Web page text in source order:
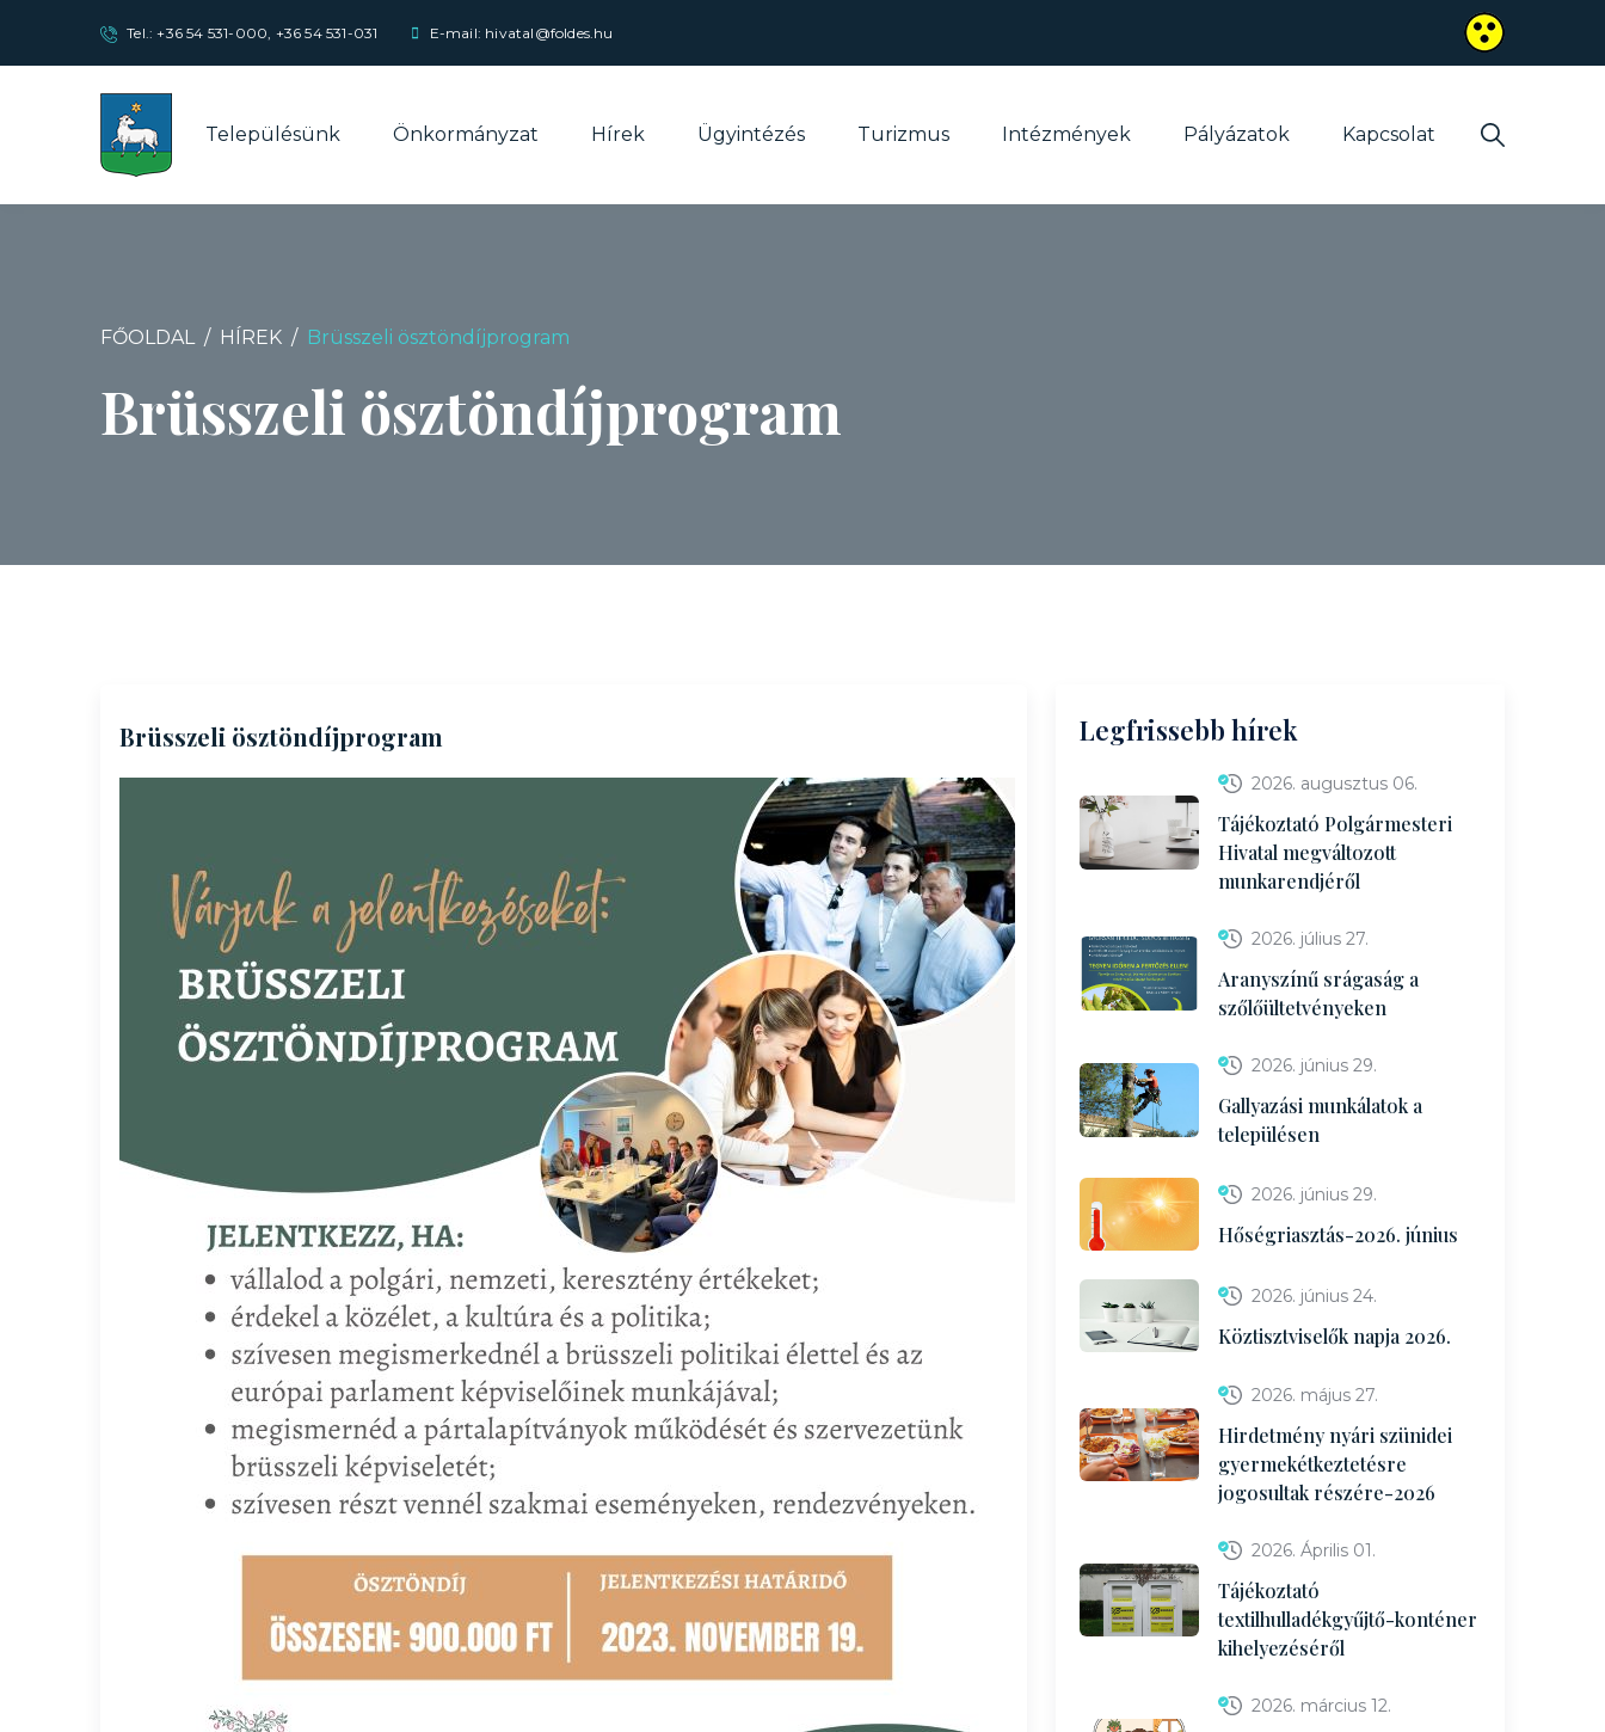
Tel.:+36 54 531-000, +36 54 531-031 E-mail: hivatal@foldes.hu
Településünk Önkormányzat Hírek Ügyintézés Turizmus Intézmények Pályázatok Kapcsolat
FŐOLDAL HÍREK Brüsszeli ösztöndíjprogram
Brüsszeli ösztöndíjprogram
Brüsszeli ösztöndíjprogram Legfrissebb hírek
2026. augusztus 06.
Tájékoztató Polgármesteri
Hivatal megváltozott
munkarendjéről
2026. július 27.
Aranyszínű srágaság a
szőlőültetvényeken
2026. június 29.
Gallyazási munkálatok a
településen
2026. június 29.
Hőségriasztás-2026. június
2026. június 24.
Köztisztviselők napja 2026.
2026. május 27.
Hirdetmény nyári szünidei
gyermekétkeztetésre
jogosultak részére-2026
2026. Április 01.
Tájékoztató
textilhulladékgyűjtő-konténer
kihelyezéséről
2026. március 12.